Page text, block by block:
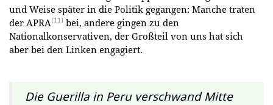
und Weise später in die Politik gegangen: Manche traten
der APRA[11] bei, andere gingen zu den
Nationalkonservativen, der Großteil von uns hat sich
aber bei den Linken engagiert.
Die Guerilla in Peru verschwand Mitte